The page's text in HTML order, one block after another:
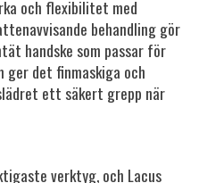
och flexibilitet med
behandling gör
handske som passar för
ger det finmaskiga och
ett säkert grepp när
verktyg, och Lacus